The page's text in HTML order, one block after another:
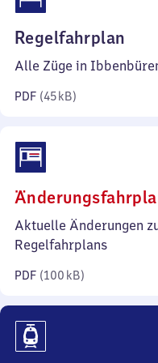
Regelfahrplan
45
Alle Züge in
PDF (45 kB)
Aktuelle Änderungen
Regelfahrplans
PDF (100 kB)